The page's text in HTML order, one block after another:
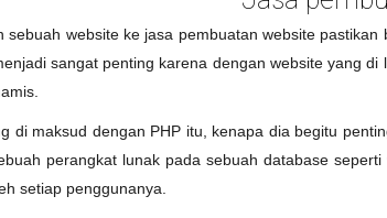
sebuah website ke jasa pembuatan website
sangat penting karena dengan website yang
di maksud dengan PHP itu, kenapa dia begitu
perangkat lunak pada sebuah database
setiap penggunanya.